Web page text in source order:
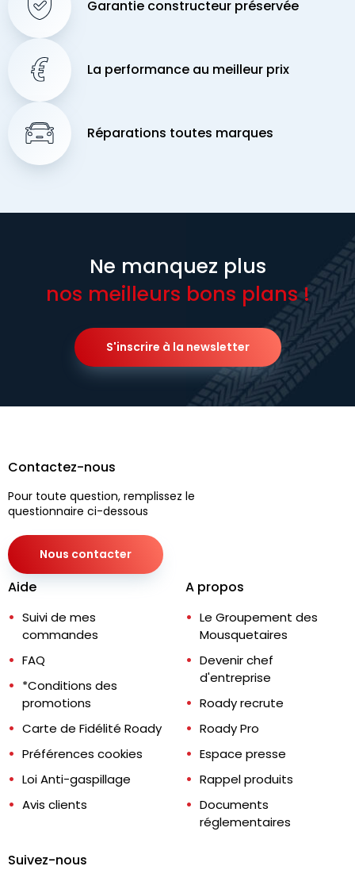
Garantie constructeur préservée
La performance au meilleur prix
Réparations toutes marques
Ne manquez plus
nos meilleurs bons plans !
S'inscrire à la newsletter
Contactez-nous
Pour toute question, remplissez le
questionnaire ci-dessous
Nous contacter
Aide
Suivi de mes
commandes
FAQ
*Conditions des
promotions
Carte de Fidélité Roady
Préférences cookies
Loi Anti-gaspillage
Avis clients
A propos
Le Groupement des
Mousquetaires
Devenir chef
d'entreprise
Roady recrute
Roady Pro
Espace presse
Rappel produits
Documents
réglementaires
Suivez-nous